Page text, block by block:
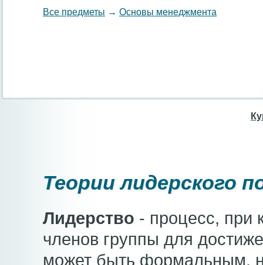
Все предметы → Основы менеджмента
Теории лидерского
Лидерство - процесс, при
членов группы для
может быть формальным,